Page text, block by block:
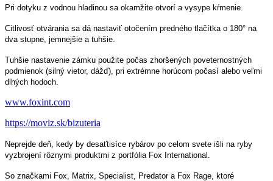
Pri dotyku z vodnou hladinou sa okamžite otvorí a vysype kŕmenie.
Citlivosť otvárania sa dá nastaviť otočením predného tlačítka o 180° na
dva stupne, jemnejšie a tuhšie.
Tuhšie nastavenie zámku použite počas zhoršených poveternostných
podmienok (silný vietor, dážď), pri extrémne horúcom počasí alebo veľmi
dlhých hodoch.
www.foxint.com
https://moviz.sk/bizuteria
Neprejde deň, kedy by desaťtisíce rybárov po celom svete išli na ryby
vyzbrojení rôznymi produktmi z portfólia Fox International.
So značkami Fox, Matrix, Specialist, Predator a Fox Rage, ktoré